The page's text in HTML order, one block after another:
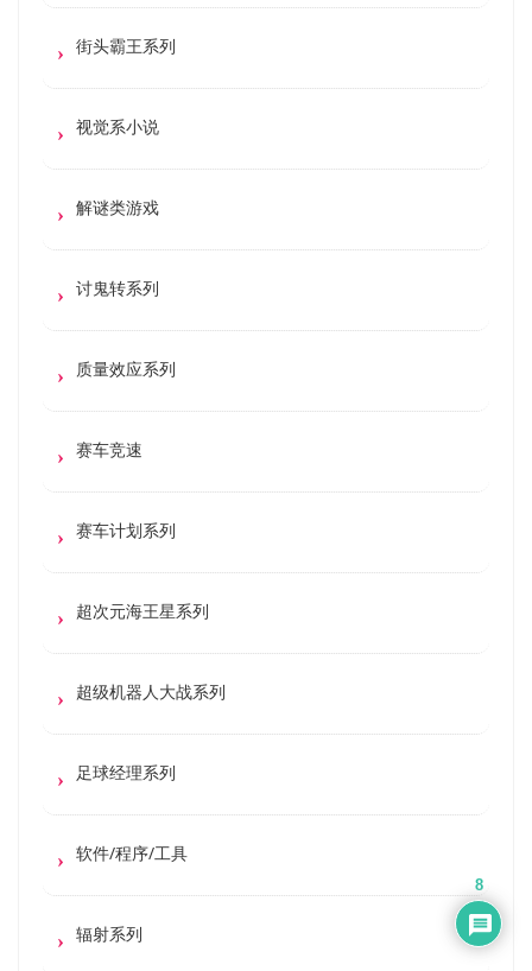
街头霸王系列
视觉系小说
解谜类游戏
讨鬼转系列
质量效应系列
赛车竞速
赛车计划系列
超次元海王星系列
超级机器人大战系列
足球经理系列
软件/程序/工具
辐射系列
8